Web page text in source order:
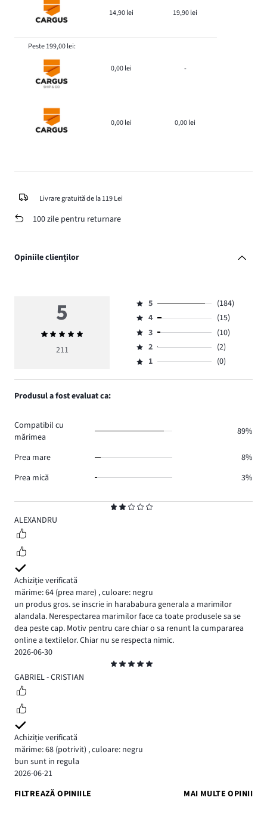
14,90 lei 19,90 lei
Peste 199,00 lei:
0,00 lei -
0,00 lei 0,00 lei
Livrare gratuită de la 119 Lei
100 zile pentru returnare
Opiniile clienților
2
ALEXANDRU
Achiziție verificată
mărime: 64 (prea mare) ,culoare: negru
un produs gros. se inscrie in harababura generala a marimilor
alandala. Nerespectarea marimilor face ca toate produsele sa se
dea peste cap. Motiv pentru care chiar o sa renunt la cumpararea
online a textilelor. Chiar nu se respecta nimic.
2026-06-30
5
GABRIEL - CRISTIAN
Achiziție verificată
mărime: 68 (potrivit) ,culoare: negru
bun sunt in regula
2026-06-21
FILTREAZĂ OPINIILE
MAI MULTE OPINII
5
Evaluarea
medie
211
Evaluare
5,
numărul
de
voturi
184.
5
(184)
Evaluare
4,
numărul
de
15.
4
(15)
Evaluare
3,
numărul
3
(10)
Evaluare
2,
2
(2)
Evaluare
1,
1 (0)
Produsul a fost evaluat ca:
Compatibil cu
mărimea
89%
Prea mare
8%
Prea mică
3%